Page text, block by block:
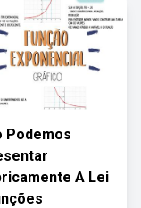
Podemos
A Lei